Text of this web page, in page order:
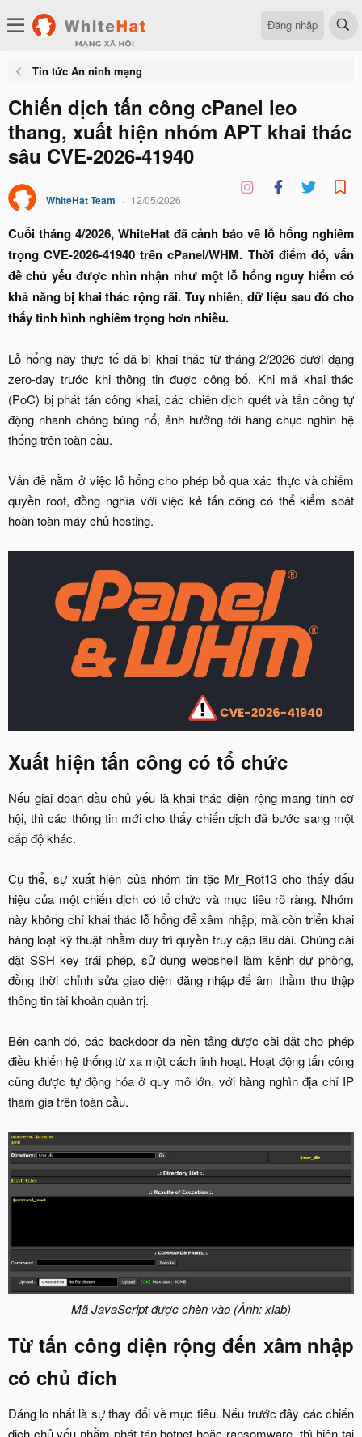
Đăng nhập
Tin tức An ninh mạng
Chiến dịch tấn công cPanel leo
thang, xuất hiện nhóm APT khai thác
sâu CVE-2026-41940
WhiteHat Team 12/05/2026
Cuối tháng 4/2026, WhiteHat đã cảnh báo về lỗ hổng nghiêm
trọng CVE-2026-41940 trên cPanel/WHM. Thời điểm đó, vấn
đề chủ yếu được nhìn nhận như một lỗ hổng nguy hiểm có
khả năng bị khai thác rộng rãi. Tuy nhiên, dữ liệu sau đó cho
thấy tình hình nghiêm trọng hơn nhiều.
Lỗ hổng này thực tế đã bị khai thác từ tháng 2/2026 dưới dạng
zero-day trước khi thông tin được công bố. Khi mã khai thác
(PoC) bị phát tán công khai, các chiến dịch quét và tấn công tự
động nhanh chóng bùng nổ, ảnh hưởng tới hàng chục nghìn hệ
thống trên toàn cầu.
Vấn đề nằm ở việc lỗ hổng cho phép bỏ qua xác thực và chiếm
quyền root, đồng nghĩa với việc kẻ tấn công có thể kiểm soát
hoàn toàn máy chủ hosting.
Xuất hiện tấn công có tổ chức
Nếu giai đoạn đầu chủ yếu là khai thác diện rộng mang tính cơ
hội, thì các thông tin mới cho thấy chiến dịch đã bước sang một
cấp độ khác.
Cụ thể, sự xuất hiện của nhóm tin tặc Mr_Rot13 cho thấy dấu
hiệu của một chiến dịch có tổ chức và mục tiêu rõ ràng. Nhóm
này không chỉ khai thác lỗ hổng để xâm nhập, mà còn triển khai
hàng loạt kỹ thuật nhằm duy trì quyền truy cập lâu dài. Chúng cài
đặt SSH key trái phép, sử dụng webshell làm kênh dự phòng,
đồng thời chỉnh sửa giao diện đăng nhập để âm thầm thu thập
thông tin tài khoản quản trị.
Bên cạnh đó, các backdoor đa nền tảng được cài đặt cho phép
điều khiển hệ thống từ xa một cách linh hoạt. Hoạt động tấn công
cũng được tự động hóa ở quy mô lớn, với hàng nghìn địa chỉ IP
tham gia trên toàn cầu.
Mã JavaScript được chèn vào (Ảnh: xlab)
Từ tấn công diện rộng đến xâm nhập
có chủ đích​
Đáng lo nhất là sự thay đổi về mục tiêu. Nếu trước đây các chiến
dịch chủ yếu nhằm phát tán botnet hoặc ransomware, thì hiện tại